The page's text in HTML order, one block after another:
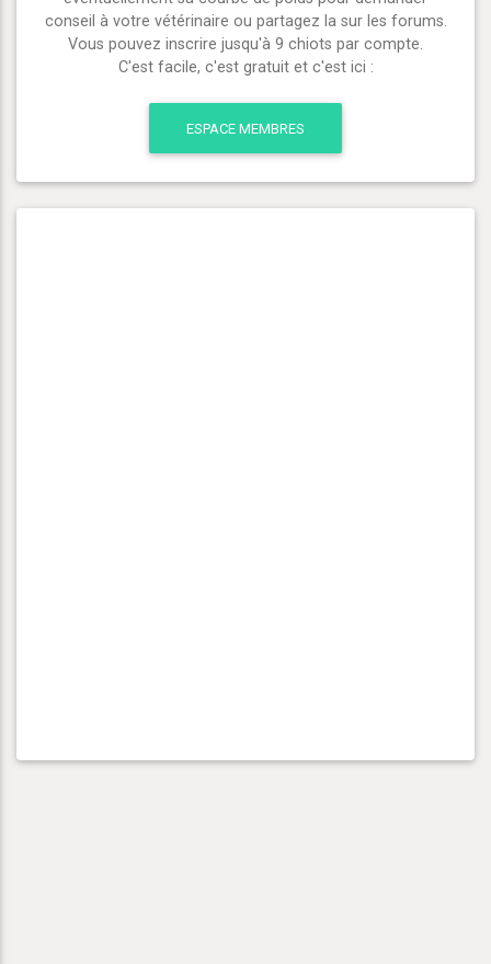
conseil à votre vétérinaire ou partagez la sur les forums.
Vous pouvez inscrire jusqu'à 9 chiots par compte.
C'est facile, c'est gratuit et c'est ici :
ESPACE MEMBRES